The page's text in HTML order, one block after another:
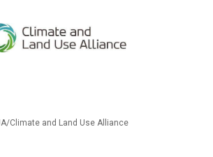
Climate and Land Use Alliance